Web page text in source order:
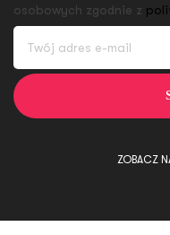
osobowych zgodnie z
ZOBACZ